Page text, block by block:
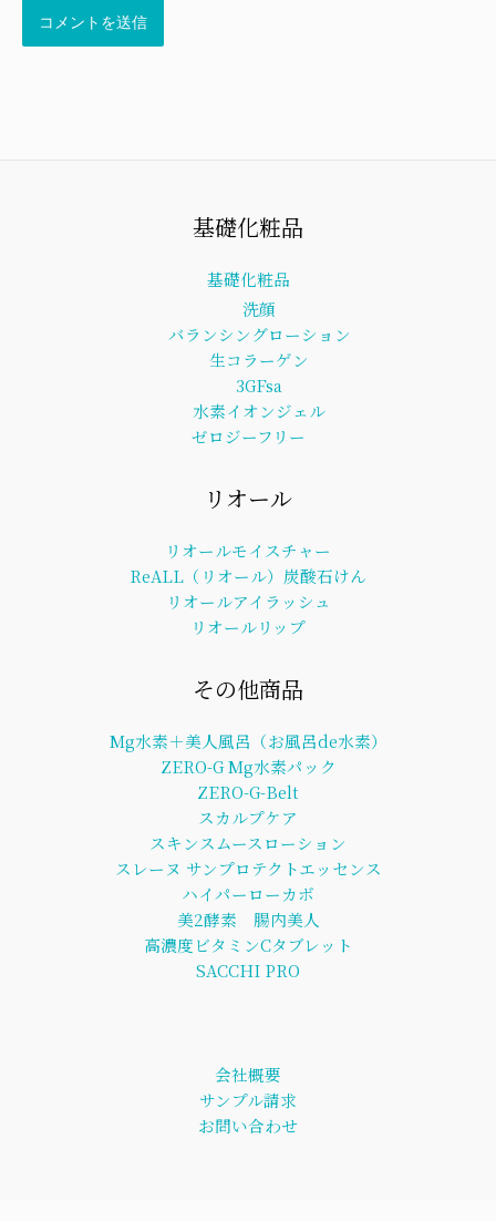
基礎化粧品
基礎化粧品
洗顔
バランシングローション
生コラーゲン
3GFsa
水素イオンジェル
ゼロジーフリー
リオール
リオールモイスチャー
ReALL（リオール）炭酸石けん
リオールアイラッシュ
リオールリップ
その他商品
Mg水素＋美人風呂（お風呂de水素）
ZERO-G Mg水素パック
ZERO-G-Belt
スカルプケア
スキンスムースローション
スレーヌ サンプロテクトエッセンス
ハイパーローカボ
美2酵素 腸内美人
高濃度ビタミンCタブレット
SACCHI PRO
会社概要
サンプル請求
お問い合わせ